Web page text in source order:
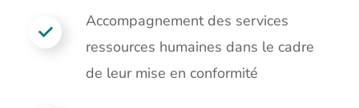
Accompagnement des services
ressources humaines dans le cadre
de leur mise en conformité